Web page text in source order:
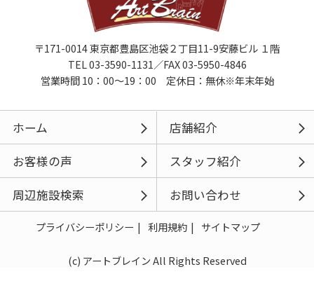
〒171-0014 東京都豊島区池袋２丁目11-9安藤ビル １階
TEL 03-3590-1131／FAX 03-5950-4846
営業時間 10：00～19：00 定休日：無休※年末年始
ホーム
店舗紹介
お客様の声
スタッフ紹介
周辺施設検索
お問い合わせ
プライバシーポリシー 利用規約 サイトマップ
(c) アートブレイン All Rights Reserved